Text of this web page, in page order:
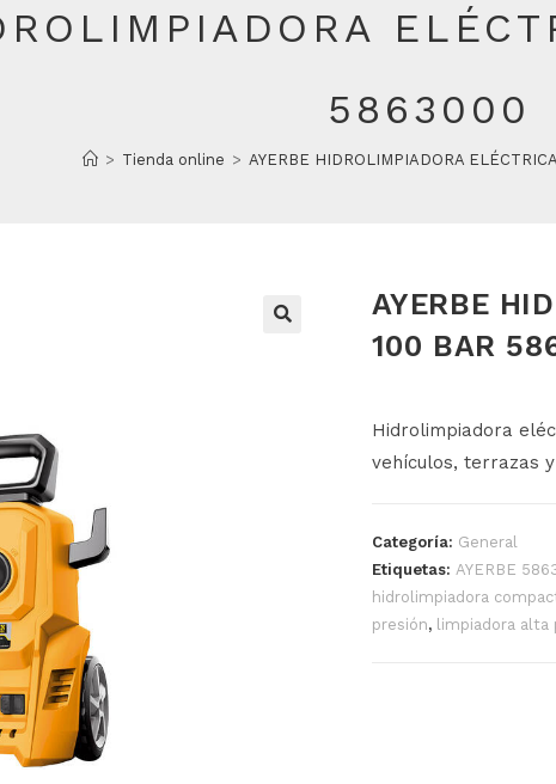
5863000
> Tienda online > AYERBE HIDROLIMPIADORA
AYERBE
100 BAR
Hidrolimpiadora
vehículos, terrazas
Categoría: General
Etiquetas: AYERBE
hidrolimpiadora
presión, limpiadora alta